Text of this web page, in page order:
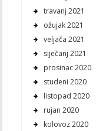
travanj 2021
ožujak 2021
veljača 2021
siječanj 2021
prosinac 2020
studeni 2020
listopad 2020
rujan 2020
kolovoz 2020